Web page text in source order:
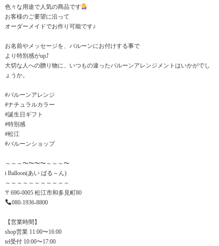
色々な用途で人気の商品です
お客様のご要望に沿って
オーダーメイドでお作り可能です♪
お名前やメッセージを、バルーンにお付けする事で
より特別感がup⤴︎
大切な人への贈り物に、いつもの違ったバルーンアレンジメントはいかがでし
ょうか。
#バルーンアレンジ
#ナチュラルカラー
#誕生日ギフト
#特別感
#松江
#バルーンショップ
～～～〜〜〜〜～～～〜
i Balloon(あい ばる～ん)
～～～～～～～～～～～
〒690-0005 松江市和多見町80
080-1936-8800
【営業時間】
shop営業 11:00〜16:00
tel受付 10:00〜17:00